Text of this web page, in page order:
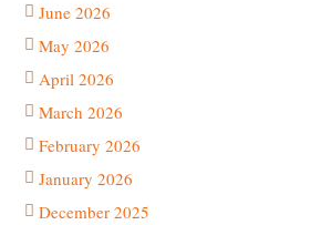
June 2026
May 2026
April 2026
March 2026
February 2026
January 2026
December 2025